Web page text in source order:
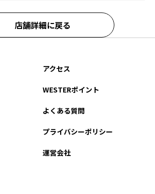
店舗詳細に戻る
アクセス
WESTERポイント
よくある質問
プライバシーポリシー
運営会社